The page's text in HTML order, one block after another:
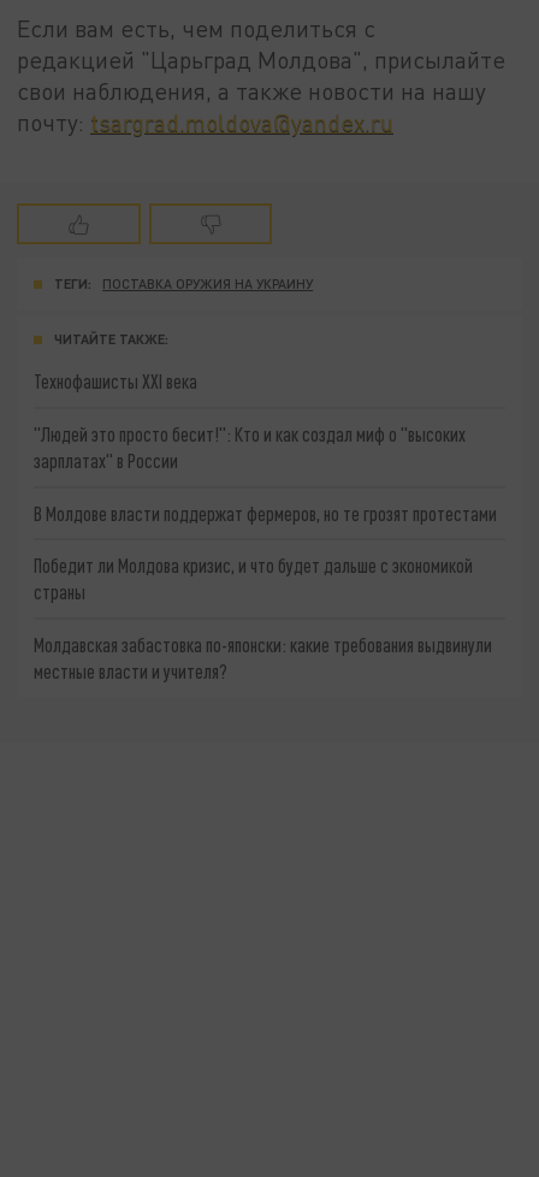
Если вам есть, чем поделиться с
редакцией "Царьград Молдова", присылайте
свои наблюдения, а также новости на нашу
почту: tsargrad.moldova@yandex.ru
ТЕГИ: ПОСТАВКА ОРУЖИЯ НА УКРАИНУ
ЧИТАЙТЕ ТАКЖЕ:
Технофашисты XXI века
"Людей это просто бесит!": Кто и как создал миф о "высоких
зарплатах" в России
В Молдове власти поддержат фермеров, но те грозят протестами
Победит ли Молдова кризис, и что будет дальше с экономикой
страны
Молдавская забастовка по-японски: какие требования выдвинули
местные власти и учителя?